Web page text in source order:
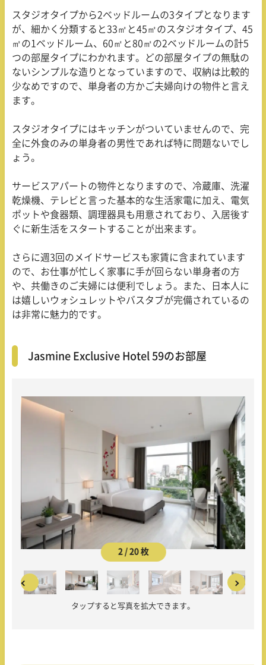
スタジオタイプから2ベッドルームの3タイプとなります
が、細かく分類すると33㎡と45㎡のスタジオタイプ、 45
㎡の1 ベッドルーム、 60㎡と80㎡の2ベッドルームの計5
つの部屋タイプにわかれます。どの部屋タイプの無駄の
ないシンプルな造りとなっていますので、収納は比較的
少なめですので、単身者の方かご夫婦向けの物件と言え
ます。
スタジオタイプにはキッチンがついていませんので、完
全に外食のみの単身者の男性であれば特に問題ないでし
ょう。
サービスアパートの物件となりますので、冷蔵庫、洗濯
乾燥機、テレビと言った基本的な生活家電に加え、電気
ポットや食器類、調理器具も用意されており、入居後す
ぐに新生活をスタートすることが出来ます。
さらに週3 回のメイドサービスも家賃に含まれています
ので、お仕事が忙しく家事に手が回らない単身者の方
や、共働きのご夫婦には便利でしょう。また、日本人に
は嬉しいウォシュレットやバスタブが完備されているの
は非常に魅力的です。
Jasmine Exclusive Hotel 59のお部屋
2 / 20 枚
タップすると写真を拡大できます。